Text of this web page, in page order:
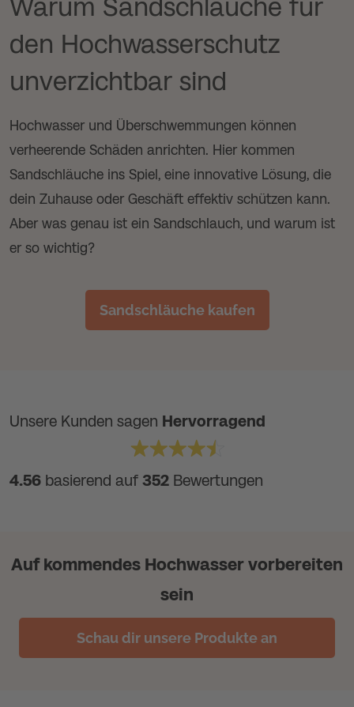
Warum Sandschläuche für
den Hochwasserschutz
unverzichtbar sind
Hochwasser und Überschwemmungen können
verheerende Schäden anrichten. Hier kommen
Sandschläuche ins Spiel, eine innovative Lösung, die
dein Zuhause oder Geschäft effektiv schützen kann.
Aber was genau ist ein Sandschlauch, und warum ist
er so wichtig?
Sandschläuche kaufen
Unsere Kunden sagen Hervorragend
4.56 basierend auf 352 Bewertungen
Auf kommendes Hochwasser vorbereiten
sein
Schau dir unsere Produkte an